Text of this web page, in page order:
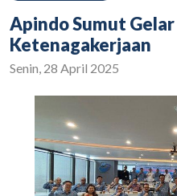
Apindo Sumut Gelar
Ketenagakerjaan
Senin, 28 April 2025